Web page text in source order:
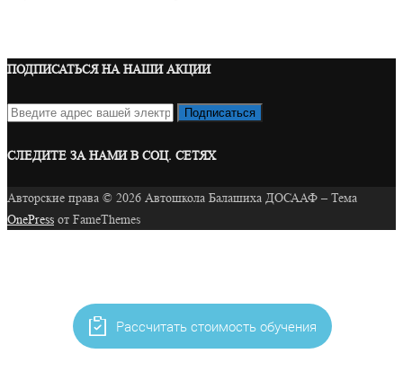
ПОДПИСАТЬСЯ НА НАШИ АКЦИИ
СЛЕДИТЕ ЗА НАМИ В СОЦ. СЕТЯХ
Авторские права © 2026 Автошкола Балашиха ДОСААФ – Тема
OnePress от FameThemes
Рассчитать стоимость обучения